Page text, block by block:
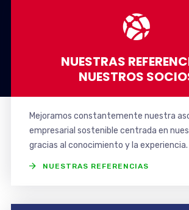
NUESTRAS
NUESTROS
Mejoramos constantemente nuestra
empresarial sostenible centrada en
gracias al conocimiento y la experiencia.
NUESTRAS REFERENCIAS